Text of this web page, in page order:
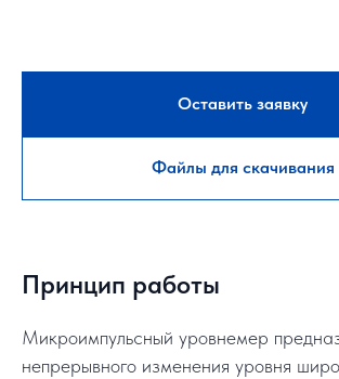
Оставить заявку
Файлы для скачивания
Принцип работы
Микроимпульсный уровнемер
непрерывного изменения уровня